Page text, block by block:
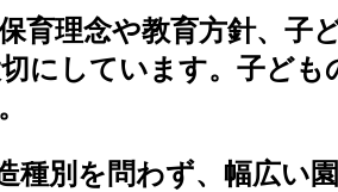
理念や教育方針、子
にしています。子ど
別を問わず、幅広い